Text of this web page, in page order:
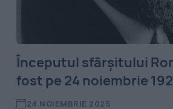
Începutul sfârșitului
fost pe 24 noiembrie
24 NOIEMBRIE 2025